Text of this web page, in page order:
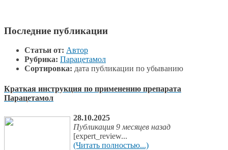
Последние публикации
Статьи от: Автор
Рубрика: Парацетамол
Сортировка: дата публикации по убыванию
Краткая инструкция по применению препарата
Парацетамол
28.10.2025
Публикация 9 месяцев назад
[expert_review...
(Читать полностью...)